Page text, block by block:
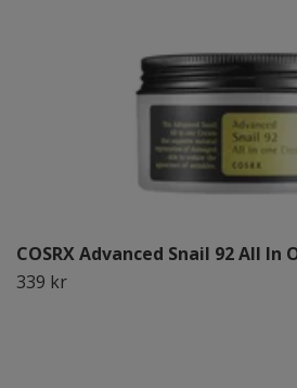
COSRX Advanced Snail 92 All In
339 kr